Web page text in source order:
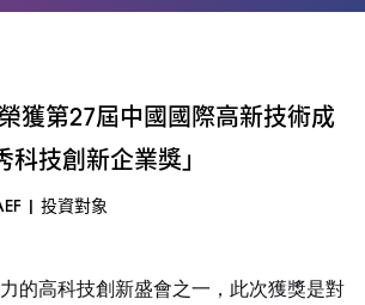
獲第27屆中國國際高新技術成
技創新企業獎」
| 投資對象
的高科技創新盛會之一，此次獲獎是對